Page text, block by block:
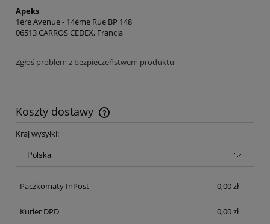
Apeks
1ère Avenue - 14ème Rue BP 148
06513 CARROS CEDEX, Francja
Zgłoś problem z bezpieczeństwem produktu
Koszty dostawy
Cena nie zawiera ewentualnych kosztów płatności
Kraj wysyłki:
Paczkomaty InPost 0,00 zł
Kurier DPD 0,00 zł